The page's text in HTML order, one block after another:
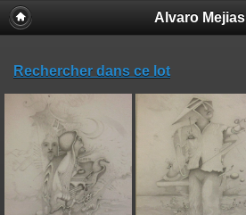
Alvaro Mejias
Rechercher dans ce lot